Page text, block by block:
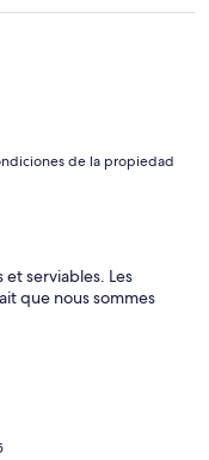
de la propiedad
serviables. Les
que nous sommes